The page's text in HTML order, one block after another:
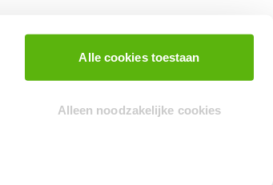
Alle cookies toestaan
Alleen noodzakelijke cookies